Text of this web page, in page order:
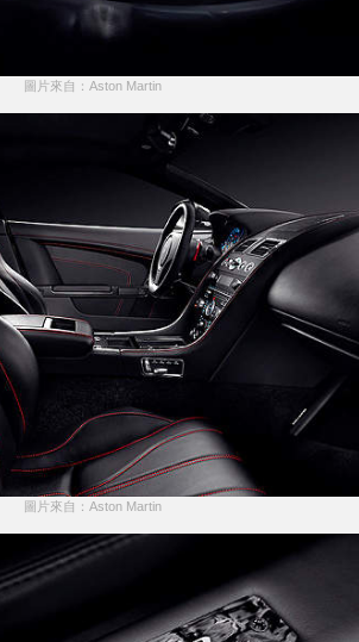
圖片來自：Aston Martin
圖片來自：Aston Martin